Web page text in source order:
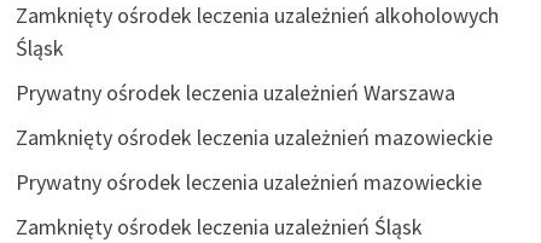
Zamknięty ośrodek leczenia uzależnień alkoholowych
Śląsk
Prywatny ośrodek leczenia uzależnień Warszawa
Zamknięty ośrodek leczenia uzależnień mazowieckie
Prywatny ośrodek leczenia uzależnień mazowieckie
Zamknięty ośrodek leczenia uzależnień Śląsk